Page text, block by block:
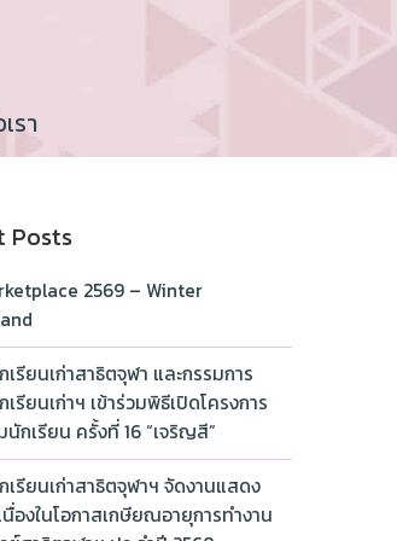
รา
Posts
2569 – Winter
รียนเก่าสาธิตจุฬา และกรรมการ
รียนเก่าฯ เข้าร่วมพิธีเปิดโครงการ
กเรียน ครั้งที่ 16 “เจริญสี”
รียนเก่าสาธิตจุฬาฯ จัดงานแสดง
องในโอกาสเกษียณอายุการทำงาน